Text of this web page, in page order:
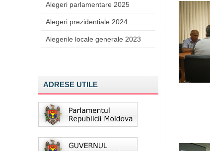
Alegeri parlamentare 2025
Alegeri prezidențiale 2024
Alegerile locale generale 2023
ADRESE UTILE